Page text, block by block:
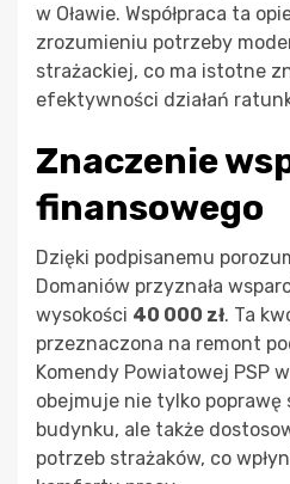
w Oławie. Współpraca ta
zrozumieniu potrzeby
strażackiej, co ma istotne
efektywności działań
Znaczenie
finansowego
Dzięki podpisanemu
Domaniów przyznała
wysokości 40 000 zł. Ta
przeznaczona na remont
Komendy Powiatowej PSP
obejmuje nie tylko
budynku, ale także
potrzeb strażaków, co